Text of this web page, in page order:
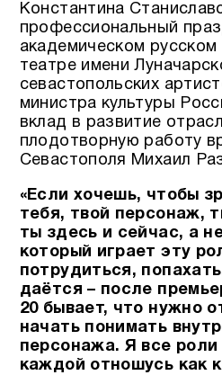
Константина
профессиональный
академическом
театре имени
севастопольских
министра культуры
вклад в развитие
плодотворную работу
Севастополя Михаил
«Если хочешь, чтобы
тебя, твой персонаж,
ты здесь и сейчас, а
который играет эту
потрудиться,
даётся – после
20 бывает, что нужно
начать понимать
персонажа. Я все
каждой отношусь как